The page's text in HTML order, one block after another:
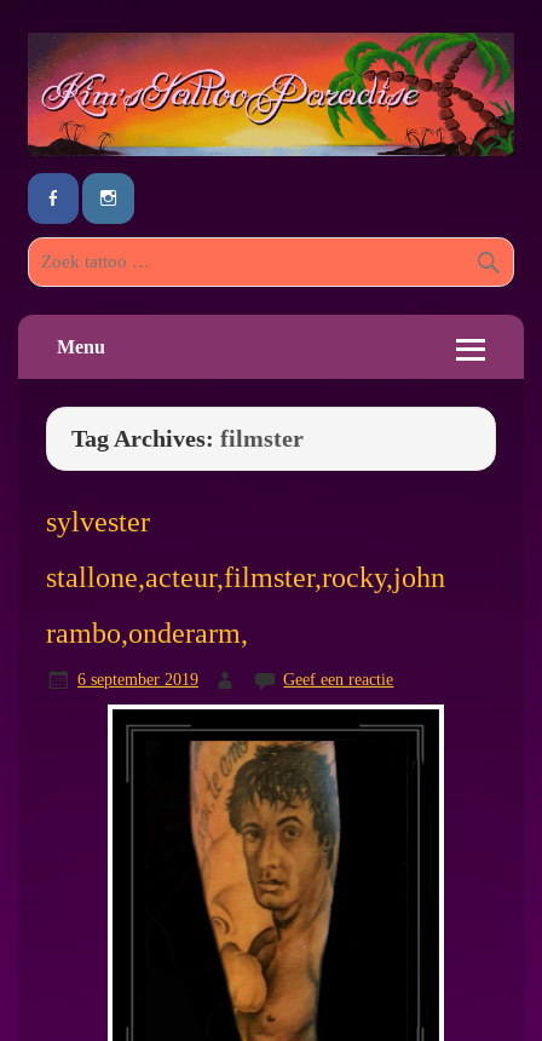
Menu
Tag Archives: filmster
sylvester
stallone,acteur,filmster,rocky,john
rambo,onderarm,
6 september 2019 Geef een reactie